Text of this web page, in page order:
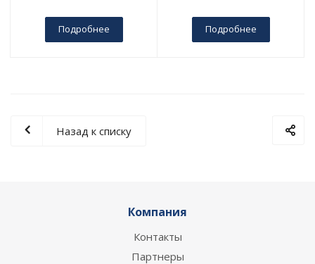
Подробнее Подробнее
Назад к списку
Компания
Контакты
Партнеры